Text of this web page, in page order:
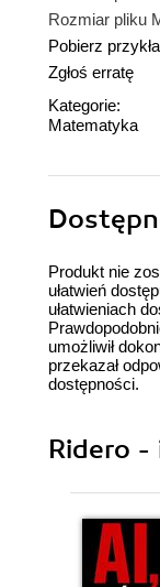
Rozmiar pliku
Pobierz
Zgłoś erratę
Kategorie:
Matematyka
Produkt nie
ułatwień
ułatwieniach
umożliwił
przekazał
dostępności.
Ridero -